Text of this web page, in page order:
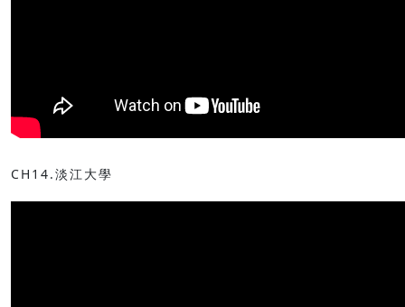
CH14.淡江大學